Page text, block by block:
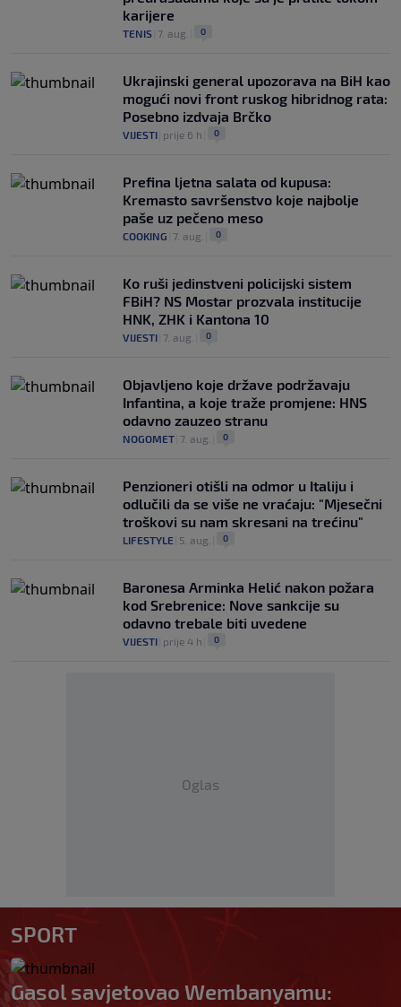
karijere
TENIS 7. aug. 0
Ukrajinski general upozorava na BiH kao
mogući novi front ruskog hibridnog rata:
Posebno izdvaja Brčko
VIJESTI prije 6 h 0
Prefina ljetna salata od kupusa:
Kremasto savršenstvo koje najbolje
paše uz pečeno meso
COOKING 7. aug. 0
Ko ruši jedinstveni policijski sistem
FBiH? NS Mostar prozvala institucije
HNK, ZHK i Kantona 10
VIJESTI 7. aug. 0
Objavljeno koje države podržavaju
Infantina, a koje traže promjene: HNS
odavno zauzeo stranu
NOGOMET 7. aug. 0
Penzioneri otišli na odmor u Italiju i
odlučili da se više ne vraćaju: "Mjesečni
troškovi su nam skresani na trećinu"
LIFESTYLE 5. aug. 0
Baronesa Arminka Helić nakon požara
kod Srebrenice: Nove sankcije su
odavno trebale biti uvedene
VIJESTI prije 4 h 0
Oglas
SPORT
Gasol savjetovao Wembanyamu: